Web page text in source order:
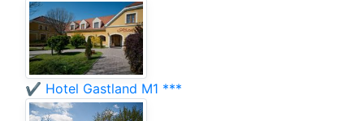
✔️ Hotel Gastland M1 ***